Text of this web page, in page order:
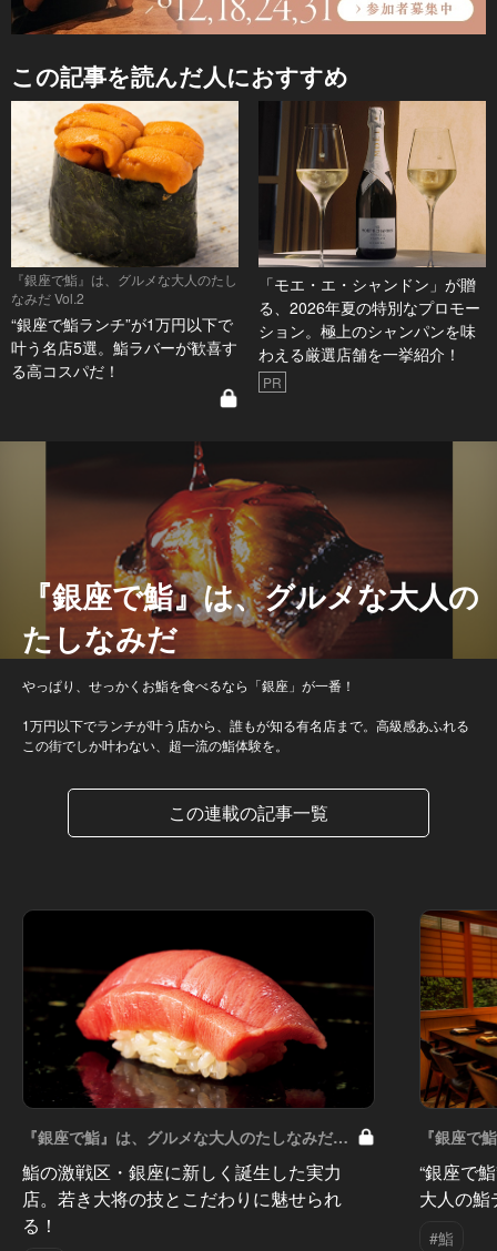
この記事を読んだ人におすすめ
『銀座で鮨』は、グルメな大人のたし
なみだ Vol.2
“銀座で鮨ランチ”が1万円以下で
叶う名店5選。鮨ラバーが歓喜す
る高コスパだ！
「モエ・エ・シャンドン」が贈
る、2026年夏の特別なプロモー
ション。極上のシャンパンを味
わえる厳選店舗を一挙紹介！
PR
『銀座で鮨』は、グルメな大人の
たしなみだ
やっぱり、せっかくお鮨を食べるなら「銀座」が一番！
1万円以下でランチが叶う店から、誰もが知る有名店まで。高級感あふれる
この街でしか叶わない、超一流の鮨体験を。
この連載の記事一覧
『銀座で鮨』は、グルメな大人のたしなみだ
Vol.11
鮨の激戦区・銀座に新しく誕生した実力
店。若き大将の技とこだわりに魅せられ
る！
『銀座で
Vol.10
“銀座で
大人の
#鮨